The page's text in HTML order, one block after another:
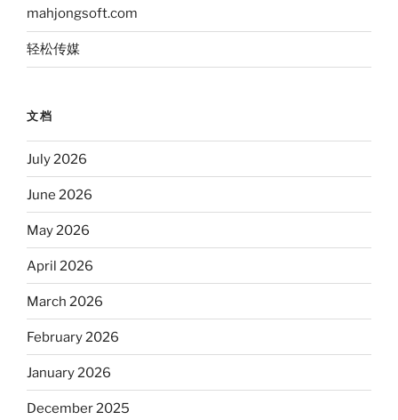
mahjongsoft.com
轻松传媒
文档
July 2026
June 2026
May 2026
April 2026
March 2026
February 2026
January 2026
December 2025